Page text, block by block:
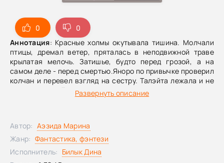
0
0
Аннотация: Красные холмы окутывала тишина. Молчали
птицы, дремал ветер, пряталась в неподвижной траве
крылатая мелочь. Затишье, будто перед грозой, а на
самом деле - перед смертью.Яноро по привычке проверил
колчан и перевел взгляд на сестру. Талэйта лежала и не
шевелилась. Лицо серое, почти как халцедон в ее
перстне. Она едва дышала, а желтоватая повязка,
кинжалом, оторвал очередную полосу льняной подкладки.
Ткань затрещала, ненадолго разогнав тишину. Он
осторожно, стараясь не разбередить рану, сменил
окровавленную повязку. Снова всмотрелся в сестру. Она
Развернуть описание
Автор: Аэзида Марина
Жанр: Фантастика, фэнтези
Исполнитель: Билык Дина